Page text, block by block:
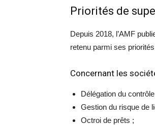
Priorités de
Depuis 2018, l’AMF
retenu parmi ses
Concernant les
Délégation du
Gestion du risque de
Octroi de prêts ;